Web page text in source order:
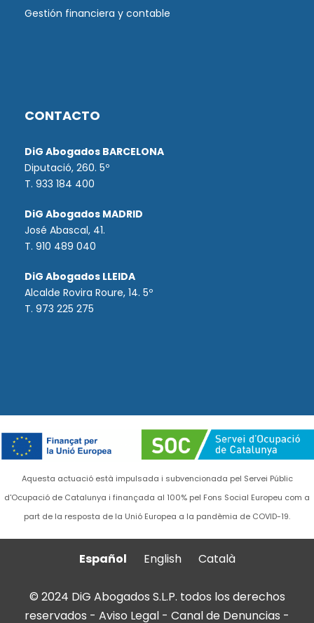
Gestión financiera y contable
CONTACTO
DiG Abogados BARCELONA
Diputació, 260. 5º
T. 933 184 400
DiG Abogados MADRID
José Abascal, 41.
T. 910 489 040
DiG Abogados LLEIDA
Alcalde Rovira Roure, 14. 5º
T. 973 225 275
Aquesta actuació està impulsada i subvencionada pel Servei Públic
d'Ocupació de Catalunya i finançada al 100% pel Fons Social Europeu com a
part de la resposta de la Unió Europea a la pandèmia de COVID-19.
Español English Català
© 2024 DiG Abogados S.L.P. todos los derechos
reservados - Aviso Legal - Canal de Denuncias -